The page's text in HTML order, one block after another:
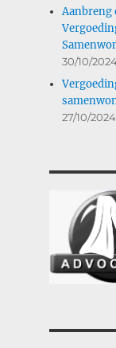
Aanbreng
30/10/
27/10/2024